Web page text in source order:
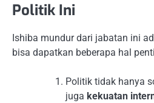
Politik Ini
Ishiba mundur dari jabatan ini
bisa dapatkan beberapa hal
Politik tidak hanya
juga kekuatan